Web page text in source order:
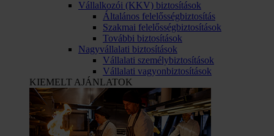
Vállalkozói (KKV) biztosítások
Általános felelősségbiztosítás
Szakmai felelősségbiztosítások
További biztosítások
Nagyvállalati biztosítások
Vállalati személybiztosítások
Vállalati vagyonbiztosítások
KIEMELT AJÁNLATOK